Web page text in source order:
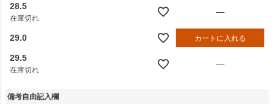
28.5
在庫切れ
—
29.0 カートに入れる
29.5
在庫切れ
—
備考自由記入欄